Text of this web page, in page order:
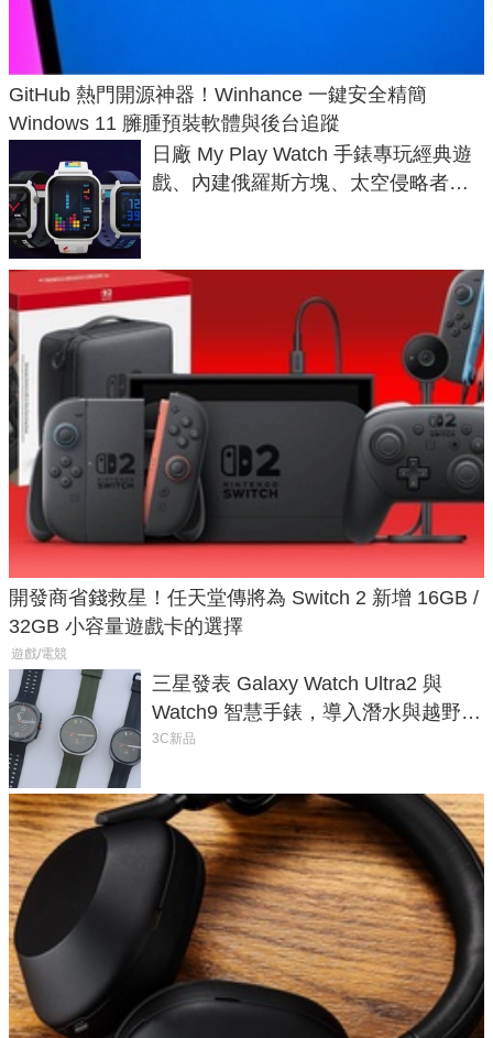
GitHub 熱門開源神器！Winhance 一鍵安全精簡
Windows 11 臃腫預裝軟體與後台追蹤
日廠 My Play Watch 手錶專玩經典遊
戲、內建俄羅斯方塊、太空侵略者，
開發商省錢救星！任天堂傳將為 Switch 2 新增 16GB /
32GB 小容量遊戲卡的選擇
遊戲/電競
三星發表 Galaxy Watch Ultra2 與
Watch9 智慧手錶，導入潛水與越野跑
導航功能
3C新品